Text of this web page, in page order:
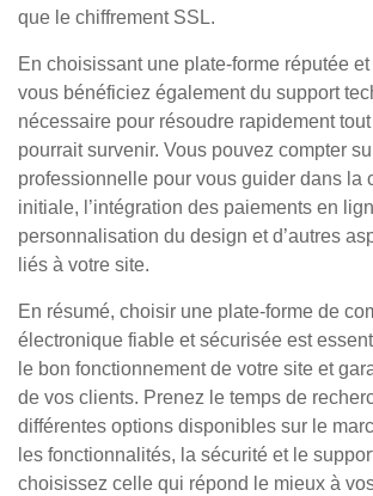
que le chiffrement SSL.
En choisissant une plate-forme réputée
vous bénéficiez également du support
nécessaire pour résoudre rapidement
pourrait survenir. Vous pouvez compter
professionnelle pour vous guider dans la
initiale, l’intégration des paiements en
personnalisation du design et d’autres
liés à votre site.
En résumé, choisir une plate-forme de
électronique fiable et sécurisée est
le bon fonctionnement de votre site et
de vos clients. Prenez le temps de
différentes options disponibles sur le
les fonctionnalités, la sécurité et le
choisissez celle qui répond le mieux à